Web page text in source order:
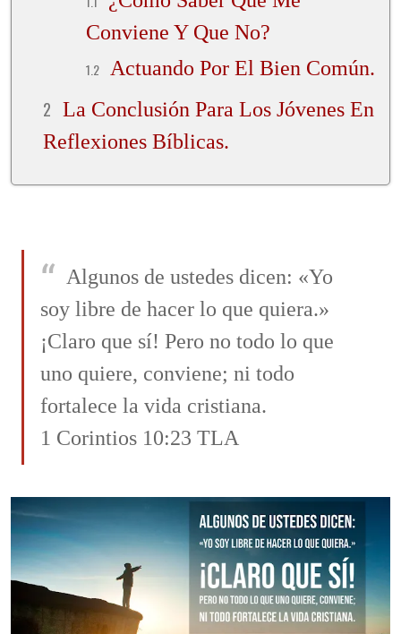
Conviene Y Que No?
Actuando Por El Bien Común.
La Conclusión Para Los Jóvenes En
Reflexiones Bíblicas.
Algunos de ustedes dicen: «Yo
soy libre de hacer lo que quiera.»
¡Claro que sí! Pero no todo lo que
uno quiere, conviene; ni todo
fortalece la vida cristiana.
1 Corintios 10:23 TLA